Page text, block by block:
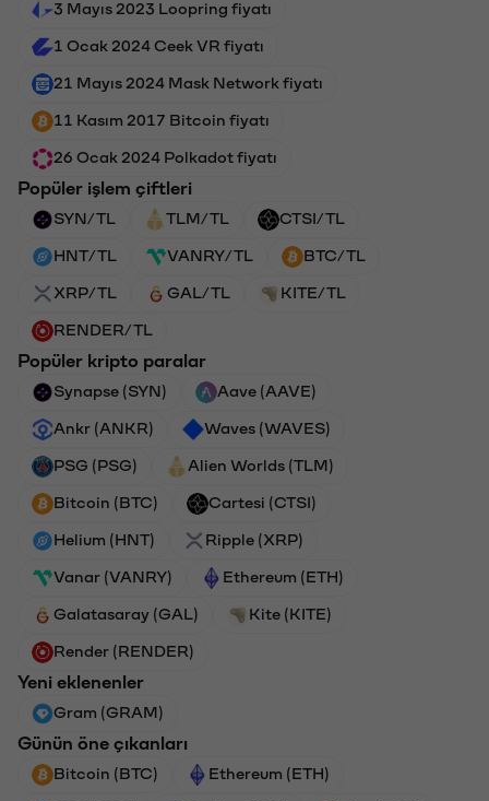
3 Mayıs 2023 Loopring fiyatı
1 Ocak 2024 Ceek VR fiyatı
21 Mayıs 2024 Mask Network fiyatı
11 Kasım 2017 Bitcoin fiyatı
26 Ocak 2024 Polkadot fiyatı
Popüler işlem çiftleri
SYN/TL TLM/TL CTSI/TL
HNT/TL VANRY/TL BTC/TL
XRP/TL GAL/TL KITE/TL
RENDER/TL
Popüler kripto paralar
Synapse (SYN) Aave (AAVE)
Ankr (ANKR) Waves (WAVES)
PSG (PSG) Alien Worlds (TLM)
Bitcoin (BTC) Cartesi (CTSI)
Helium (HNT) Ripple (XRP)
Vanar (VANRY) Ethereum (ETH)
Galatasaray (GAL) Kite (KITE)
Render (RENDER)
Yeni eklenenler
Gram (GRAM)
Günün öne çıkanları
Bitcoin (BTC) Ethereum (ETH)